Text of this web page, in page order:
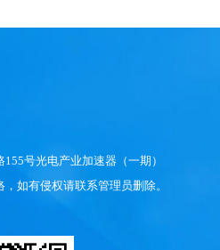
号光电产业加速器（一期）
如有侵权请联系管理员删除。